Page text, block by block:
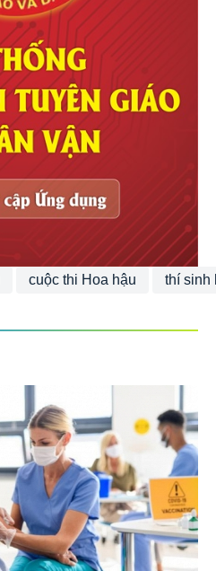
cuộc thi Hoa hậu thí sinh